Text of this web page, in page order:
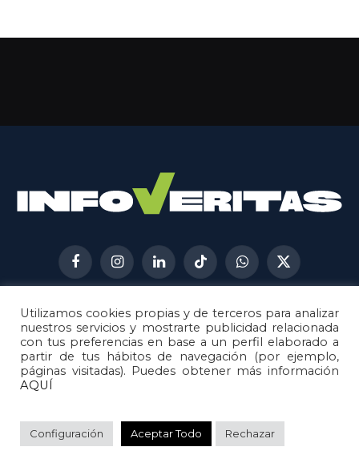
FacebookInstagramLinkedInTikTokWhatsApp
X
(Twitter)
AVISO LEGAL
METODOLOGÍA
POLÍTICA DE COOKIES
POLÍTICA DE CORRECCIONES
© 2026Metech. Todos los derechos reservados.
Utilizamos cookies propias y de terceros para analizar
nuestros servicios y mostrarte publicidad relacionada
con tus preferencias en base a un perfil elaborado a
partir de tus hábitos de navegación (por ejemplo,
páginas visitadas). Puedes obtener más información
AQUÍ
Configuración Aceptar Todo Rechazar